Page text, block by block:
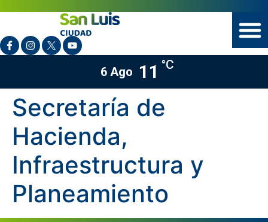
6 Ago 11 °C
Secretaría de
Hacienda,
Infraestructura y
Planeamiento